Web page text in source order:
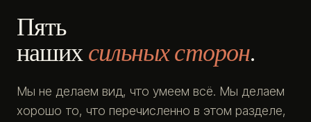
Пять
нашихсильных сторон.
Мы не делаем вид, что умеем всё. Мы делаем
хорошо то, что перечисленно в этом разделе,